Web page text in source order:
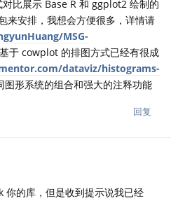
比展示 Base R 和 ggplot2 绘制的
来安排，我想会方便很多，详情请
MSG-
于 cowplot 的排图方式已经有很成
dataviz/histograms-
图形系统的组合和强大的注释功能
回复
你的库，但是收到提示说我已经